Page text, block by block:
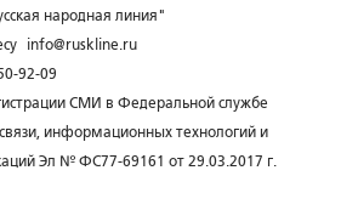
народная линия"
info@ruskline.ru
92-09
СМИ в Федеральной службе
информационных технологий и
Эл № ФС77-69161 от 29.03.2017 г.